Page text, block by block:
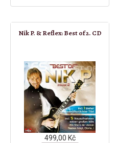
Nik P. & Reflex: Best of 2. CD
499,00 Kč